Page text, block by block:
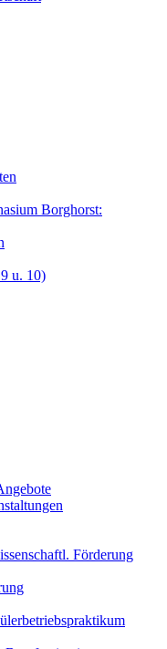
Borghorst:
u. 10)
Förderung